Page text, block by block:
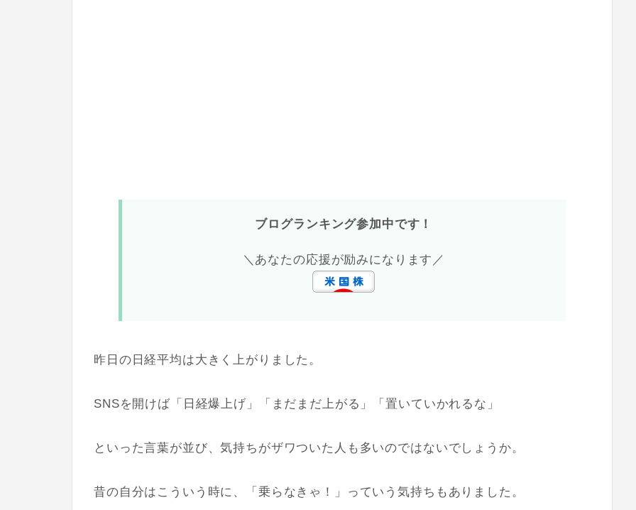
ブログランキング参加中です！
＼あなたの応援が励みになります／
昨日の日経平均は大きく上がりました。
SNSを開けば「日経爆上げ」「まだまだ上がる」「置いていかれるな」
といった言葉が並び、気持ちがザワついた人も多いのではないでしょうか。
昔の自分はこういう時に、「乗らなきゃ！」っていう気持ちもありました。